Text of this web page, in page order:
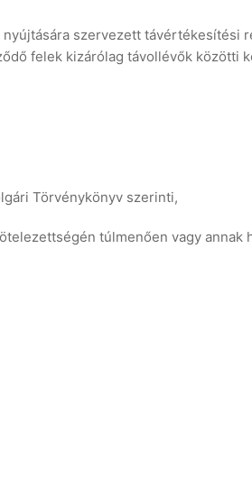
szervezett távértékesítési
felek kizárólag távollévők közötti
Törvénykönyv szerinti,
túlmenően vagy annak